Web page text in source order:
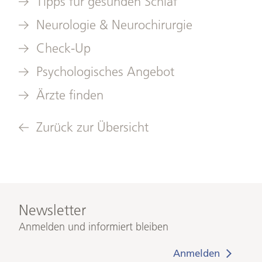
Neurologie & Neurochirurgie
Check-Up
Psychologisches Angebot
Ärzte finden
Zurück zur Übersicht
Newsletter
Anmelden und informiert bleiben